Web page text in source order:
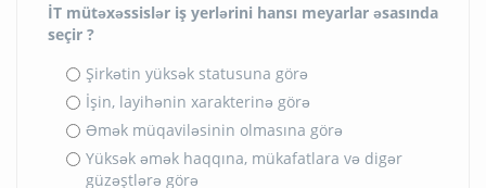
İT mütəxəssislər iş yerlərini hansı meyarlar əsasında
seçir ?
Şirkətin yüksək statusuna görə
İşin, layihənin xarakterinə görə
Əmək müqaviləsinin olmasına görə
Yüksək əmək haqqına, mükafatlara və digər
güzəştlərə görə